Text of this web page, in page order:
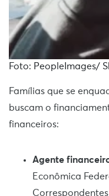
Foto: PeopleImages/
Famílias que se
buscam o
financeiros:
Agente
Econômica